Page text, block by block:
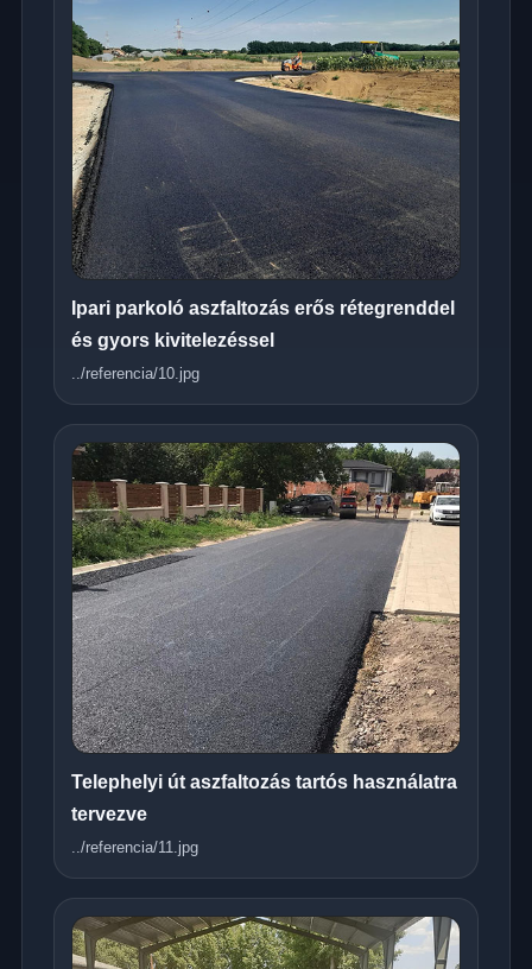
Ipari parkoló aszfaltozás erős rétegrenddel
és gyors kivitelezéssel
../referencia/10.jpg
Telephelyi út aszfaltozás tartós használatra
tervezve
../referencia/11.jpg